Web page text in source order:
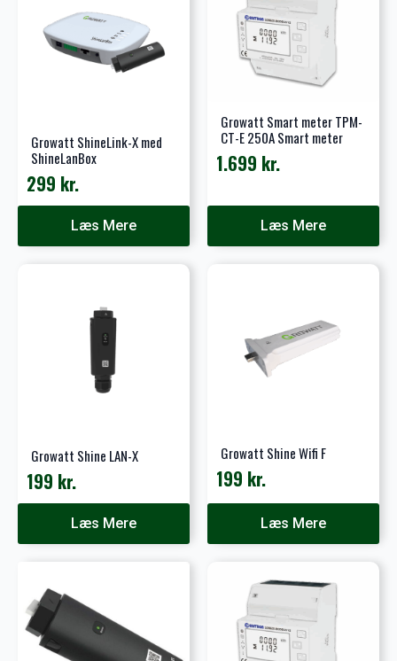
Growatt ShineLink-X med
ShineLanBox
299 kr.
Læs Mere
Growatt Smart meter TPM-
CT-E 250A Smart meter
1.699 kr.
Læs Mere
Growatt Shine LAN-X
199 kr.
Læs Mere
Growatt Shine Wifi F
199 kr.
Læs Mere